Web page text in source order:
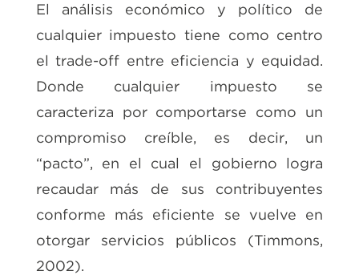
El análisis económico y político de
cualquier impuesto tiene como centro
el trade-off entre eficiencia y equidad.
Donde cualquier impuesto se
caracteriza por comportarse como un
compromiso creíble, es decir, un
“pacto”, en el cual el gobierno logra
recaudar más de sus contribuyentes
conforme más eficiente se vuelve en
otorgar servicios públicos (Timmons,
2002).